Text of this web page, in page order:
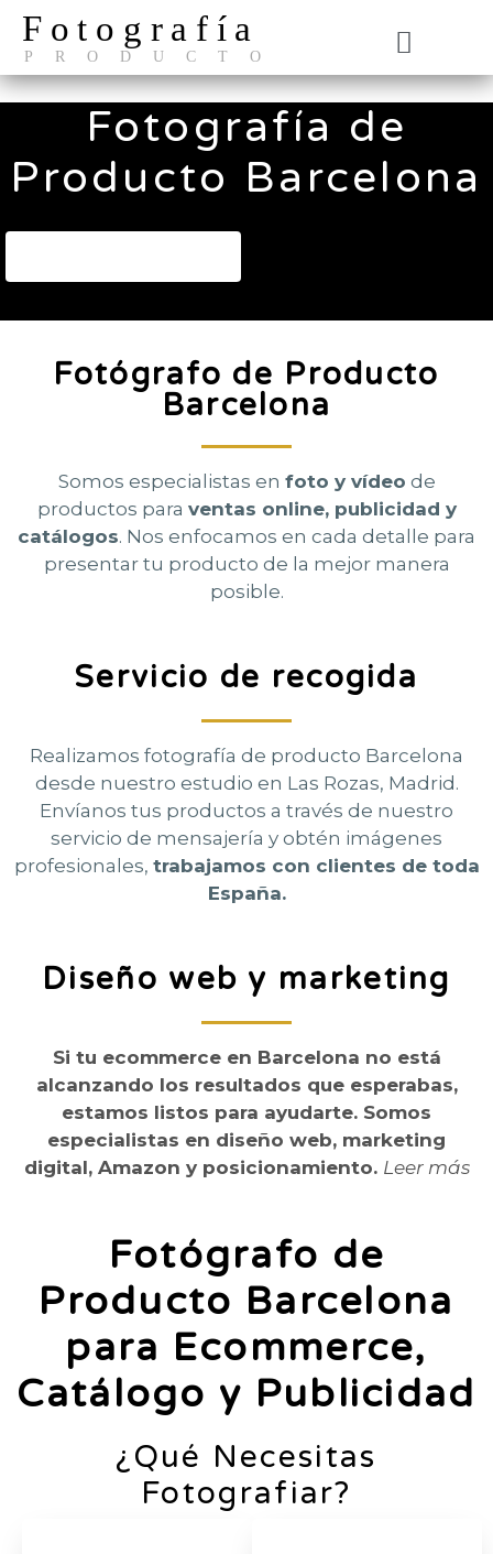
Fotografía
PRODUCTO
Fotografía de
Producto Barcelona
Fotógrafo de Producto
Barcelona
Somos especialistas en foto y vídeo de
productos para ventas online, publicidad y
catálogos. Nos enfocamos en cada detalle para
presentar tu producto de la mejor manera
posible.
Servicio de recogida
Realizamos fotografía de producto Barcelona
desde nuestro estudio en Las Rozas, Madrid.
Envíanos tus productos a través de nuestro
servicio de mensajería y obtén imágenes
profesionales, trabajamos con clientes de toda
España.
Diseño web y marketing
Si tu ecommerce en Barcelona no está
alcanzando los resultados que esperabas,
estamos listos para ayudarte. Somos
especialistas en diseño web, marketing
digital, Amazon y posicionamiento. Leer más
Fotógrafo de
Producto Barcelona
para Ecommerce,
Catálogo y Publicidad
¿Qué Necesitas
Fotografiar?